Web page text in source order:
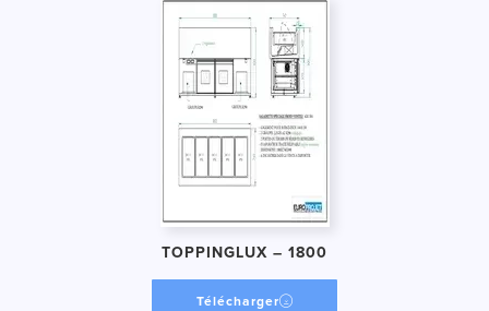
TOPPINGLUX – 1800
Télécharger